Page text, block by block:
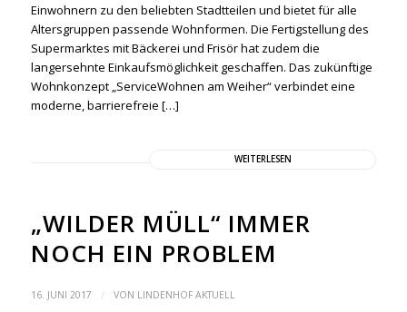
Einwohnern zu den beliebten Stadtteilen und bietet für alle
Altersgruppen passende Wohnformen. Die Fertigstellung des
Supermarktes mit Bäckerei und Frisör hat zudem die
langersehnte Einkaufsmöglichkeit geschaffen. Das zukünftige
Wohnkonzept „ServiceWohnen am Weiher“ verbindet eine
moderne, barrierefreie […]
WEITERLESEN
„WILDER MÜLL“ IMMER
NOCH EIN PROBLEM
16. JUNI 2017 / VON LINDENHOF AKTUELL